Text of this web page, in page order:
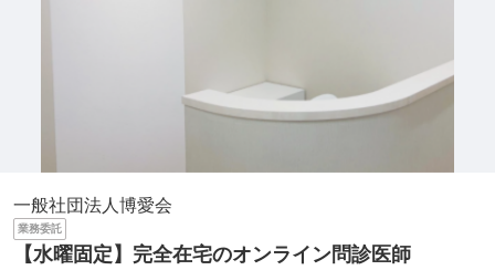
一般社団法人博愛会
業務委託
【水曜固定】完全在宅のオンライン問診医師